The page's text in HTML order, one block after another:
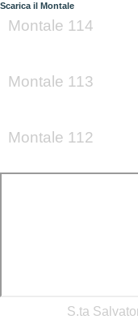
Scarica il Montale
Montale 114
Montale 113
Montale 112
S.ta